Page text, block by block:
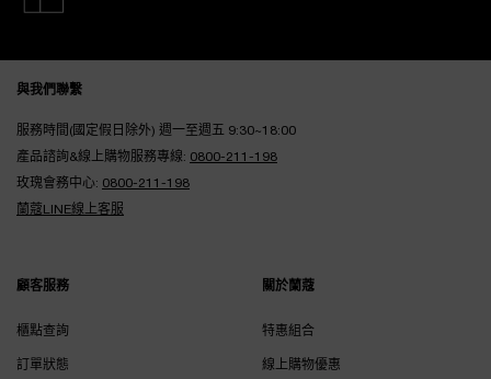
與我們聯繫
服務時間(國定假日除外) 週一至週五 9:30~18:00
產品諮詢&線上購物服務專線: 0800-211-198
玫瑰會務中心: 0800-211-198
蘭蔻LINE線上客服
顧客服務
櫃點查詢
訂單狀態
關於蘭蔻
特惠組合
線上購物優惠